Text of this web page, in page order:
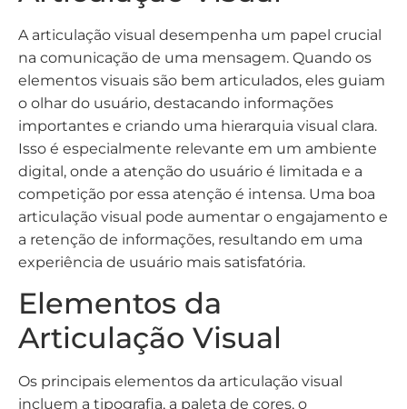
A articulação visual desempenha um papel crucial
na comunicação de uma mensagem. Quando os
elementos visuais são bem articulados, eles guiam
o olhar do usuário, destacando informações
importantes e criando uma hierarquia visual clara.
Isso é especialmente relevante em um ambiente
digital, onde a atenção do usuário é limitada e a
competição por essa atenção é intensa. Uma boa
articulação visual pode aumentar o engajamento e
a retenção de informações, resultando em uma
experiência de usuário mais satisfatória.
Elementos da
Articulação Visual
Os principais elementos da articulação visual
incluem a tipografia, a paleta de cores, o